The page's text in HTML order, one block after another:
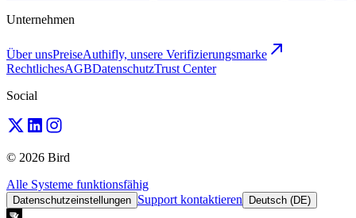
Unternehmen
Über unsPreiseAuthifly, unsere Verifizierungsmarke
RechtlichesAGBDatenschutzTrust Center
Social
© 2026 Bird
Alle Systeme funktionsfähig
Datenschutzeinstellungen Support kontaktieren Deutsch (DE)